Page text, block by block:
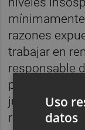
razones
trabajar en
responsable
puede
regularidad
Uso
datos